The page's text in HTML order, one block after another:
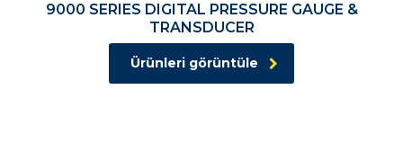
9000 SERIES DIGITAL PRESSURE GAUGE &
TRANSDUCER
Ürünleri görüntüle